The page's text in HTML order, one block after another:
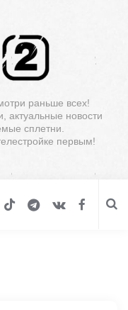
раньше всех!
актуальные новости
сплетни.
первым!